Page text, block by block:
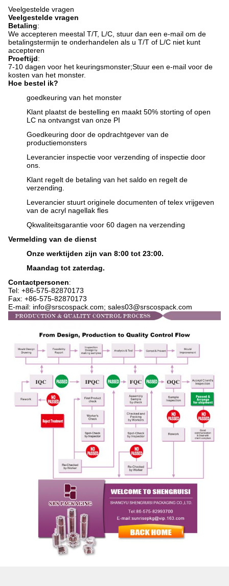
Veelgestelde vragen
Veelgestelde vragen
Betaling:
We accepteren meestal T/T, L/C, stuur dan een e-mail om de
betalingstermijn te onderhandelen als u T/T of L/C niet kunt
accepteren
Proeftijd:
7-10 dagen voor het keuringsmonster;Stuur een e-mail voor de
kosten van het monster.
Hoe bestel ik?
goedkeuring van het monster
Klant plaatst de bestelling en maakt 50% storting of open
LC na ontvangst van onze PI
Goedkeuring door de opdrachtgever van de
productiemonsters
Leverancier inspectie voor verzending of inspectie door
ons.
Klant regelt de betaling van het saldo en regelt de
verzending.
Leverancier stuurt originele documenten of telex vrijgeven
van de acryl nagellak fles
Qkwaliteitsgarantie voor 60 dagen na verzending
Vermelding van de dienst
Onze werktijden zijn van 8:00 tot 23:00.
Maandag tot zaterdag.
Contactpersonen:
Tel: +86-575-82870173
Fax: +86-575-82870173
E-mail: info@srscospack.com; sales03@srscospack.com